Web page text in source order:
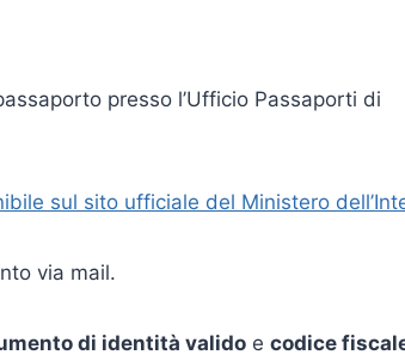
presso l’Ufficio Passaporti di
sul sito ufficiale del Ministero
via mail.
di identità valido e codice